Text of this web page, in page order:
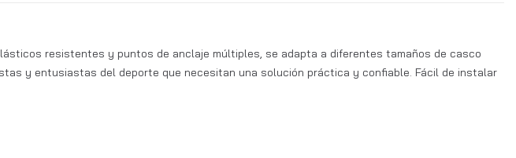
resistentes y puntos de anclaje múltiples, se adapta a diferentes tamaños de casco
y entusiastas del deporte que necesitan una solución práctica y confiable. Fácil de instalar